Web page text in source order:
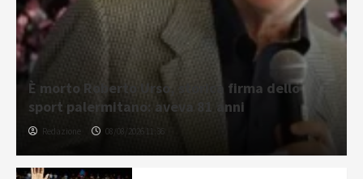
È morto Roberto Urso, storica firma dello
sport palermitano: aveva 81 anni
Redazione 08/08/2026 11:36